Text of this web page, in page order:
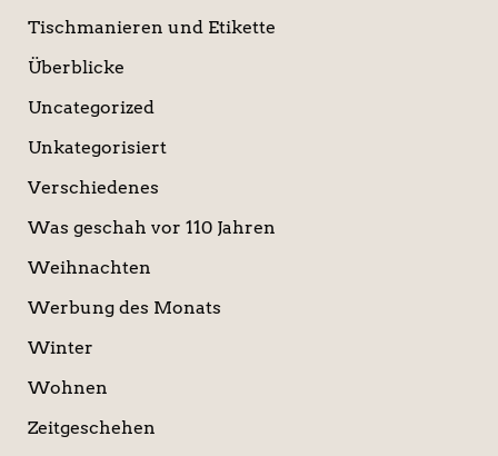
Tischmanieren und Etikette
Überblicke
Uncategorized
Unkategorisiert
Verschiedenes
Was geschah vor 110 Jahren
Weihnachten
Werbung des Monats
Winter
Wohnen
Zeitgeschehen